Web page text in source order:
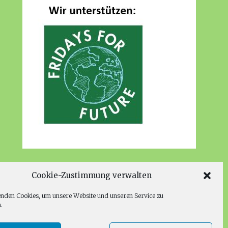
Cookie-Zustimmung verwalten
Cookies, um unsere Website und unseren Service zu